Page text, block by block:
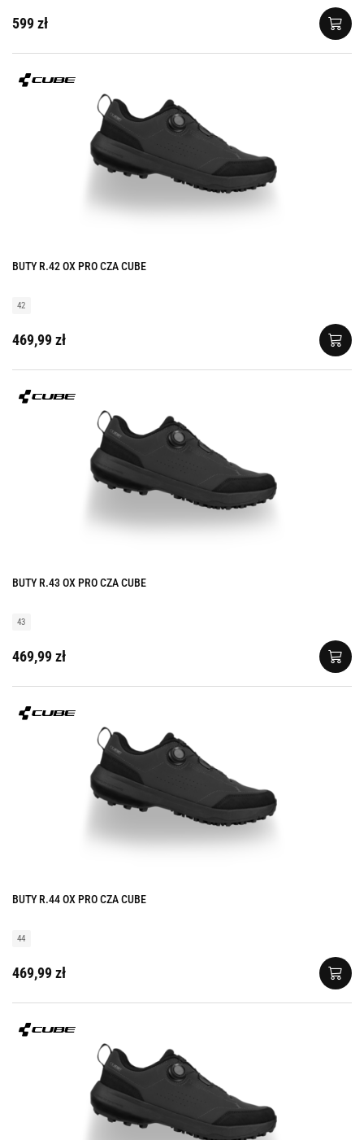
599 zł
BUTY R.42 OX PRO CZA CUBE
42
469,99 zł
BUTY R.43 OX PRO CZA CUBE
43
469,99 zł
BUTY R.44 OX PRO CZA CUBE
44
469,99 zł